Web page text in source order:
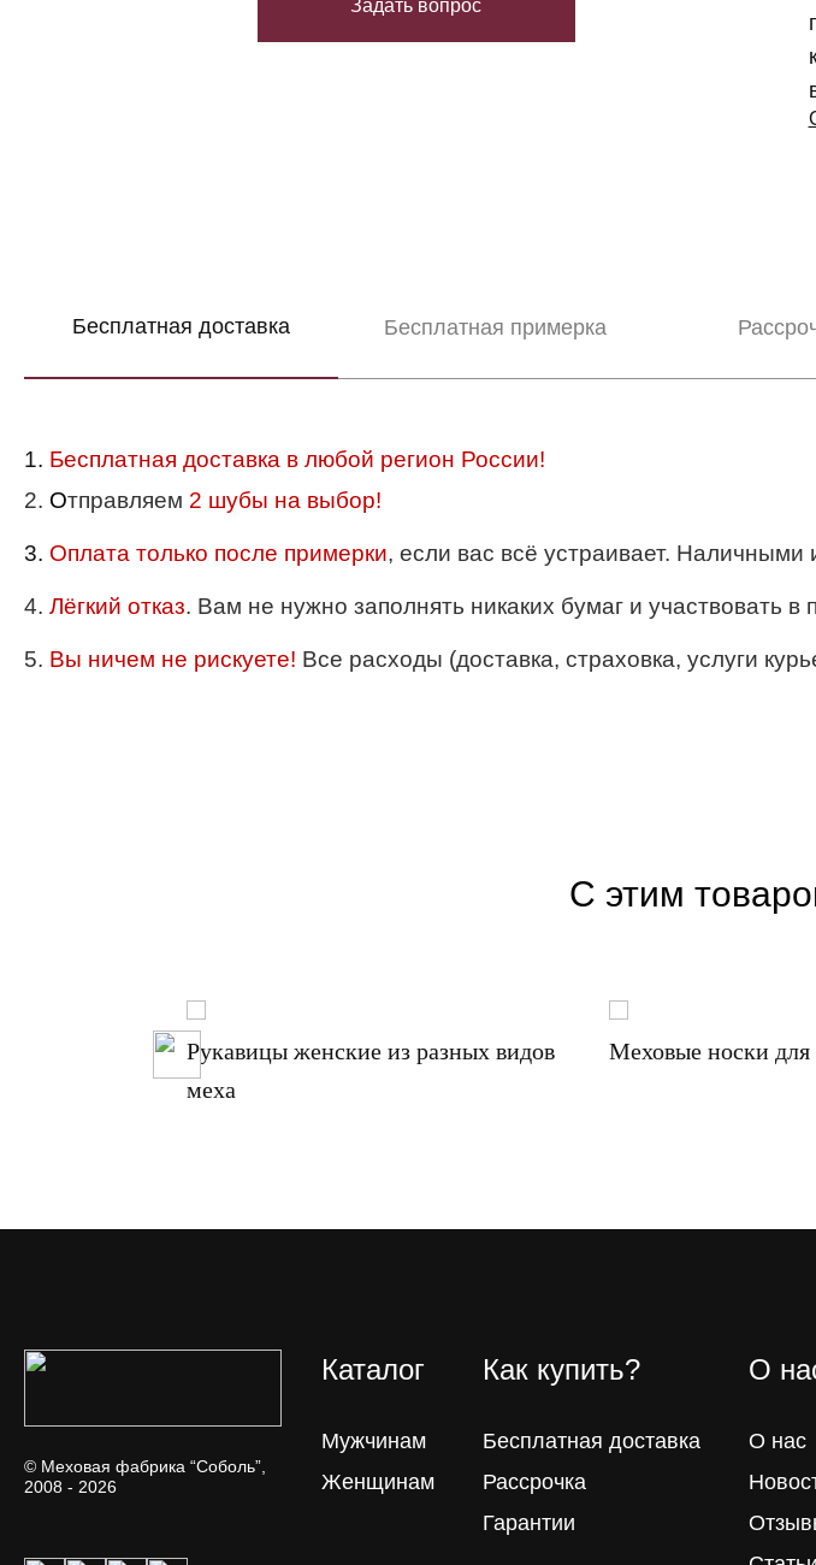
Задать вопрос
Бесплатная доставка Бесплатная примерка
1. Бесплатная доставка в любой регион России!
2. Отправляем 2 шубы на выбор!
3. Оплата только после примерки, если вас всё устраивает. Наличными
4. Лёгкий отказ. Вам не нужно заполнять никаких бумаг и участвовать
5. Вы ничем не рискуете! Все расходы (доставка, страховка, услуги
С этим
Рукавицы женские из разных видов
меха
Меховые носки для
© Меховая фабрика “Соболь”,
2008 - 2026
Каталог
Мужчинам
Женщинам
Как купить?
Бесплатная доставка
Рассрочка
Гарантии
О
О нас